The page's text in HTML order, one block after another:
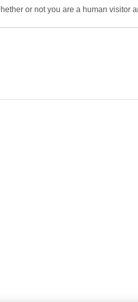
or not you are a human visitor